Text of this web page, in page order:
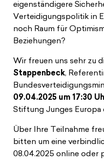
eigenständigere
Verteidigungspolitik in
noch Raum für
Beziehungen?
Wir freuen uns sehr zu
Stappenbeck,
09.04.2025 um 17:30
Stiftung Junges Europa
Über Ihre Teilnahme
bitten um eine
08.04.2025 online oder